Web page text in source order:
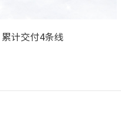
累计交付4条线